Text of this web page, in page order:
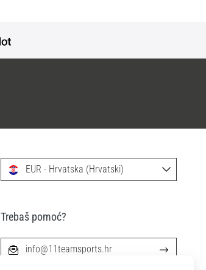
EUR - Hrvatska (Hrvatski)
Trebaš pomoć?
info@11teamsports.hr